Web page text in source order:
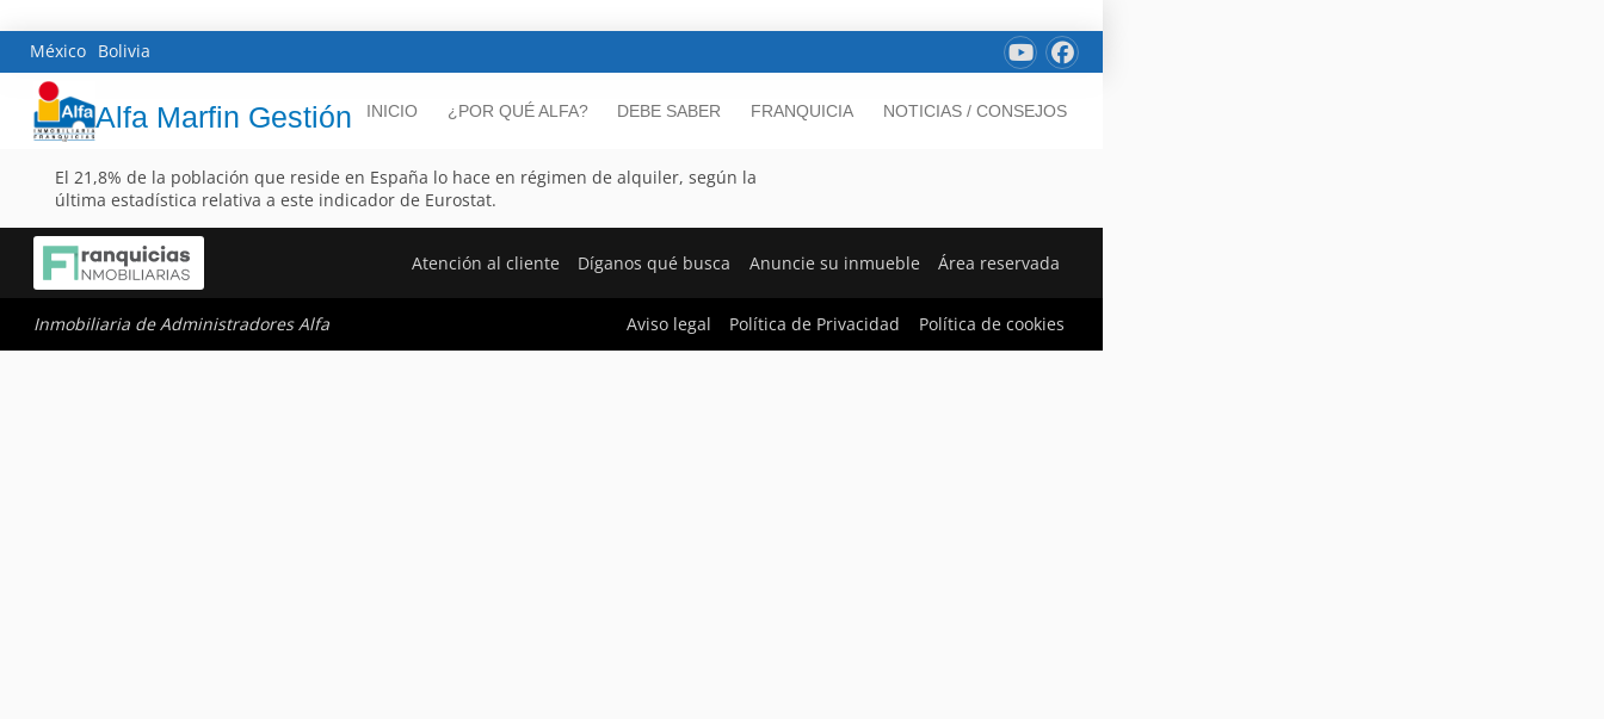
México Bolivia
Alfa Marfin Gestión INICIO ¿POR QUÉ ALFA? DEBE SABER FRANQUICIA NOTICIAS / CONSEJOS
El 21,8% de la población que reside en España lo hace en régimen de alquiler, según la
última estadística relativa a este indicador de Eurostat.
Atención al cliente Díganos qué busca Anuncie su inmueble Área reservada
Inmobiliaria de Administradores Alfa Aviso legal Política de Privacidad Política de cookies